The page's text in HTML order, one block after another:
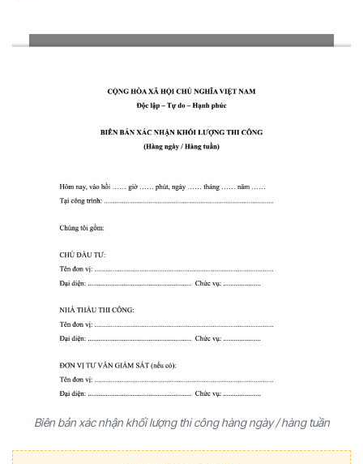
Biên bản xác nhận khối lượng thi công hàng ngày / hàng tuần